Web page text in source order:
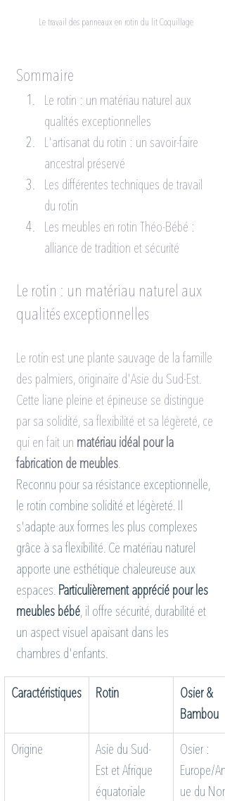
Le travail des panneaux en rotin du lit Coquillage
Sommaire
Le rotin : un matériau naturel aux
qualités exceptionnelles
L'artisanat du rotin : un savoir-faire
ancestral préservé
Les différentes techniques de travail
du rotin
Les meubles en rotin Théo-Bébé :
alliance de tradition et sécurité
Le rotin : un matériau naturel aux
qualités exceptionnelles
Le rotin est une plante sauvage de la famille
des palmiers, originaire d'Asie du Sud-Est.
Cette liane pleine et épineuse se distingue
par sa solidité, sa flexibilité et sa légèreté, ce
qui en fait un matériau idéal pour la
fabrication de meubles.
Reconnu pour sa résistance exceptionnelle,
le rotin combine solidité et légèreté. Il
s'adapte aux formes les plus complexes
grâce à sa flexibilité. Ce matériau naturel
apporte une esthétique chaleureuse aux
espaces. Particulièrement apprécié pour les
meubles bébé, il offre sécurité, durabilité et
un aspect visuel apaisant dans les
chambres d'enfants.
Caractéristiques Rotin
Osier &
Bambou
Origine
Asie du Sud-
Est et Afrique
équatoriale
Osier :
Europe/
ue du